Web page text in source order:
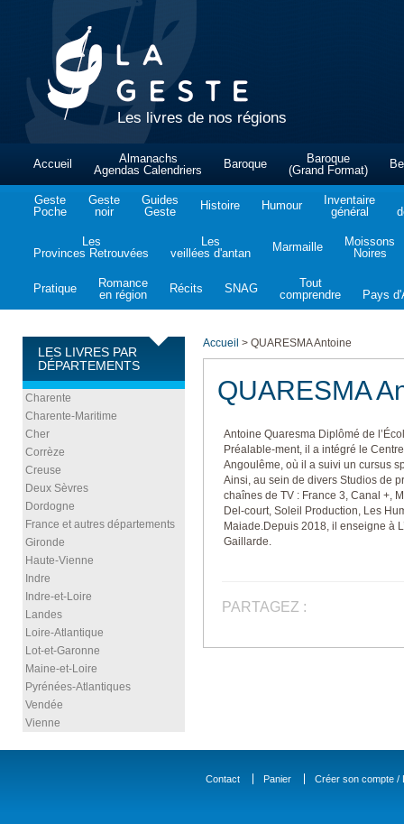
Les livres de nos régions
Accueil
Almanachs
Agendas Calendriers
Baroque
Baroque
(Grand Format)
Geste
Poche
Geste
noir
Guides
Geste
Histoire Humour
Inventaire
général
Les
Provinces Retrouvées
Les
veillées d'antan
Marmaille
Moissons
Noires
Pratique
Romance
en région
Récits SNAG
Tout
comprendre
Pays
LES LIVRES PAR
DÉPARTEMENTS
Charente
Charente-Maritime
Cher
Corrèze
Creuse
Deux Sèvres
Dordogne
France et autres départements
Gironde
Haute-Vienne
Indre
Indre-et-Loire
Landes
Loire-Atlantique
Lot-et-Garonne
Maine-et-Loire
Pyrénées-Atlantiques
Vendée
Vienne
Accueil > QUARESMA Antoine
QUARESMA
Antoine Quaresma Diplômé de
Préalable-ment, il a intégré le
Angoulême, où il a suivi un cursus
Ainsi, au sein de divers Studios de
chaînes de TV : France 3, Canal +,
Del-court, Soleil Production, Les
Maiade.Depuis 2018, il enseigne à
Gaillarde.
PARTAGEZ :
Contact Panier Créer son compte /